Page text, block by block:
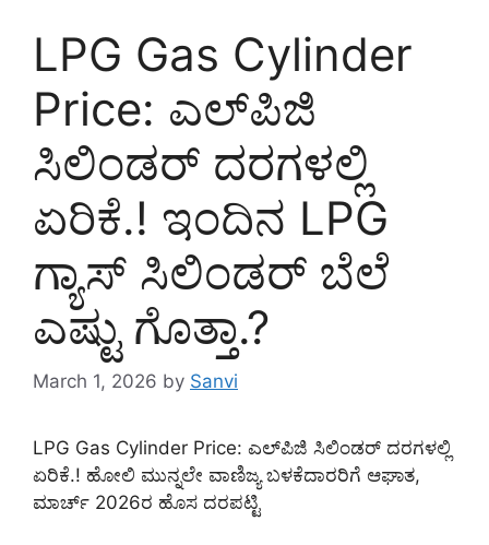
LPG Gas Cylinder
Price: ಎಲ್‌ಪಿಜಿ
ಸಿಲಿಂಡರ್ ದರಗಳಲ್ಲಿ
ಏರಿಕೆ.! ಇಂದಿನ LPG
ಗ್ಯಾಸ್ ಸಿಲಿಂಡರ್ ಬೆಲೆ
ಎಷ್ಟು ಗೊತ್ತಾ.?
March 1, 2026 by Sanvi
LPG Gas Cylinder Price: ಎಲ್‌ಪಿಜಿ ಸಿಲಿಂಡರ್ ದರಗಳಲ್ಲಿ
ಏರಿಕೆ.! ಹೋಲಿ ಮುನ್ನಲೇ ವಾಣಿಜ್ಯ ಬಳಕೆದಾರರಿಗೆ ಆಘಾತ,
ಮಾರ್ಚ್ 2026ರ ಹೊಸ ದರಪಟ್ಟಿ